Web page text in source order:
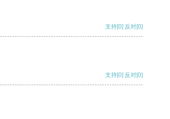
支持[0] 反对[0]
支持[0] 反对[0]